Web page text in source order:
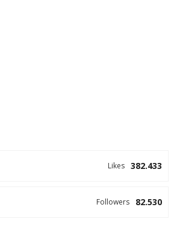
382.433
Likes
82.530
Followers